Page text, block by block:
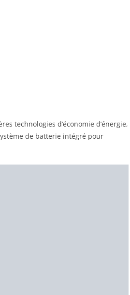
technologies d’économie d’énergie,
de batterie intégré pour